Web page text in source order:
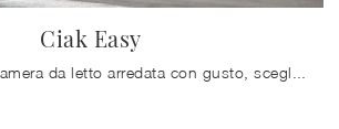
Ciak Easy